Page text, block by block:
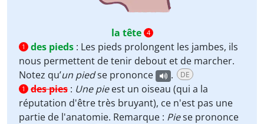
la tête
4
1
des pieds : Les pieds prolongent les jambes, ils
nous permettent de tenir debout et de marcher.
Notez qu’un piedse prononce . DE
1 des pies : Une pieest un oiseau (qui a la
réputation d'être très bruyant), ce n'est pas une
partie de l'anatomie. Remarque : Piese prononce